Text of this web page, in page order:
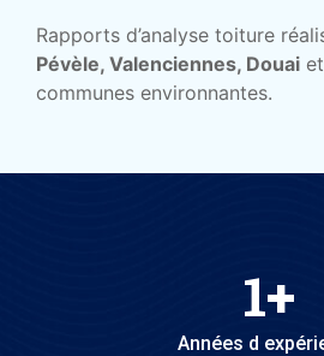
Rapports d’analyse toiture
Pévèle, Valenciennes, Douai
communes environnantes.
1+
Années d